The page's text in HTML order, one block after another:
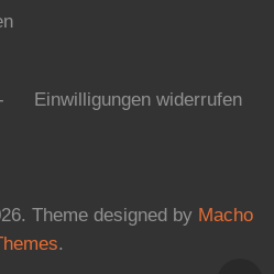
Einwilligungen widerrufen
Theme designed by Macho
.